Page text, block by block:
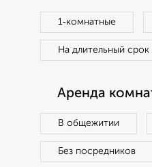
1‑комнатные
На длительный срок
Аренда
В общежитии
Без посредников